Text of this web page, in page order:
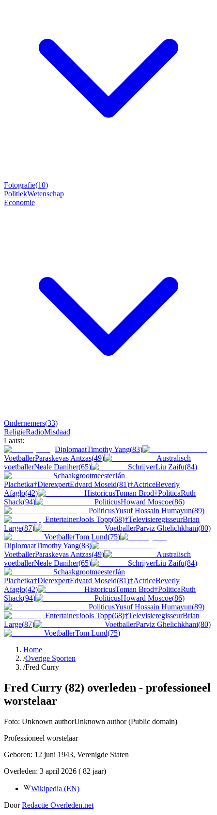
Fotografie(10)
PolitiekWetenschap
Economie
Ondernemers(33)
ReligieRadioMisdaad
Laatst:
DiplomaatTimothy Yang(83)
VoetballerParaskevas Antzas(49)
Australisch
voetballerNeale Daniher(65) SchrijverLiu Zaifu(84)
SchaakgrootmeesterJán
Plachetka†DierexpertEdvard Moseid(81)†ActriceBeverly
Afaglo(42) HistoricusToman Brod†PoliticaRuth
Shack(94) PoliticusHoward Moscoe(86)
PoliticusYusuf Hossain Humayun(89)
EntertainerJools Topp(68)†TelevisieregisseurBrian
Large(87) VoetballerParviz Ghelichkhani(80)
VoetballerTom Lund(75)
DiplomaatTimothy Yang(83)
VoetballerParaskevas Antzas(49)
Australisch
voetballerNeale Daniher(65) SchrijverLiu Zaifu(84)
SchaakgrootmeesterJán
Plachetka†DierexpertEdvard Moseid(81)†ActriceBeverly
Afaglo(42) HistoricusToman Brod†PoliticaRuth
Shack(94) PoliticusHoward Moscoe(86)
PoliticusYusuf Hossain Humayun(89)
EntertainerJools Topp(68)†TelevisieregisseurBrian
Large(87) VoetballerParviz Ghelichkhani(80)
VoetballerTom Lund(75)
Home
/Overige Sporten
/Fred Curry
Fred Curry (82) overleden - professioneel
worstelaar
Foto: Unknown authorUnknown author (Public domain)
Professioneel worstelaar
Geboren: 12 juni 1943, Verenigde Staten
Overleden: 3 april 2026 ( 82 jaar)
Wikipedia (EN)
Door Redactie Overleden.net